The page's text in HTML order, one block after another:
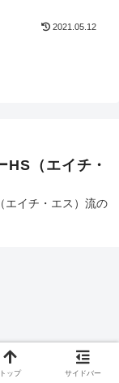
2021.05.12
（エイチ・
イチ・エス）流の
トップ サイドバー